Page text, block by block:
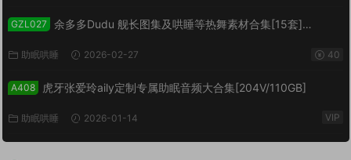
GZL027
余多多Dudu 舰长图集及哄睡等热舞素材合集[15套]
助眠哄睡 2026-02-27 40
A408 虎牙张爱玲aily定制专属助眠音频大合集[204V/110GB]
助眠哄睡 2026-01-14 VIP